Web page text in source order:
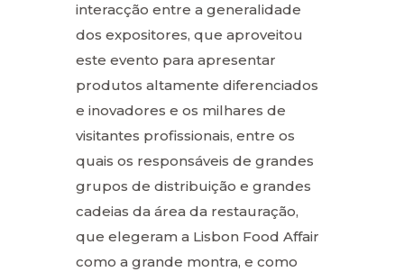
interacção entre a generalidade
dos expositores, que aproveitou
este evento para apresentar
produtos altamente diferenciados
e inovadores e os milhares de
visitantes profissionais, entre os
quais os responsáveis de grandes
grupos de distribuição e grandes
cadeias da área da restauração,
que elegeram a Lisbon Food Affair
como a grande montra, e como